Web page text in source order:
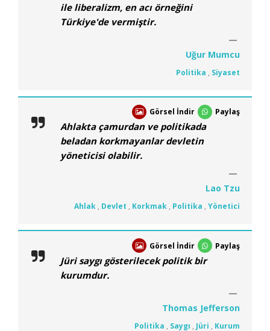
ile liberalizm, en acı örneğini
Türkiye'de vermiştir.
Uğur Mumcu
Politika , Siyaset
Görsel İndir Paylaş
Ahlakta çamurdan ve politikada
beladan korkmayanlar devletin
yöneticisi olabilir.
Lao Tzu
Ahlak , Devlet , Korkmak , Politika , Yönetici
Görsel İndir Paylaş
Jüri saygı gösterilecek politik bir
kurumdur.
Thomas Jefferson
Politika , Saygı , Jüri , Kurum